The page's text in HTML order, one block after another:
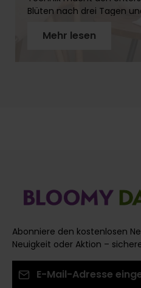
Blüten nach drei Tagen
Schritt für Schritt, wie Du
Mehr lesen
Abonniere den kostenlosen
Neuigkeit oder Aktion –